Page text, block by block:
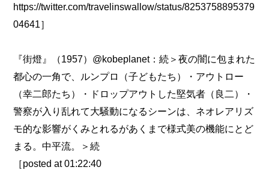
https://twitter.com/travelinswallow/status/8253758895379
04641］
『街燈』（1957）@kobeplanet：続＞夜の闇に包まれた
都心の一角で、ルンプロ（子どもたち）・アウトロー
（幸二郎たち）・ドロップアウトした堅気者（良二）・
警察が入り乱れて大騒動になるシーンは、ネオレアリズ
モ的な影響がくみとれるがあくまで様式美の機能にとど
まる。中平流。＞続
［posted at 01:22:40